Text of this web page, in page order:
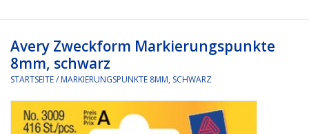
Rund um den Schreibtisch
Kleben und versenden
Avery Zweckform Markierungspunkte
8mm, schwarz
STARTSEITE/ MARKIERUNGSPUNKTE 8MM, SCHWARZ